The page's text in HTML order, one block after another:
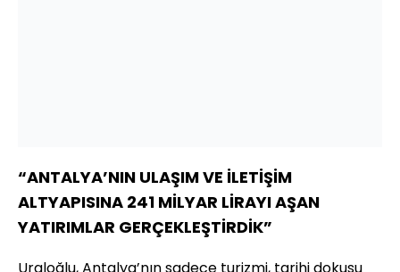
“ANTALYA’NIN ULAŞIM VE İLETİŞİM
ALTYAPISINA 241 MİLYAR LİRAYI AŞAN
YATIRIMLAR GERÇEKLEŞTİRDİK”